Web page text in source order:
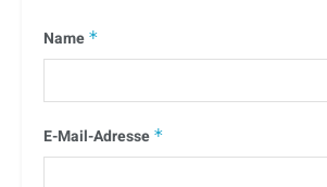
Name *
E-Mail-Adresse *